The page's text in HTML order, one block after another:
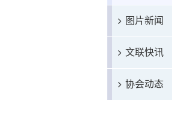
图片新闻
文联快讯
协会动态